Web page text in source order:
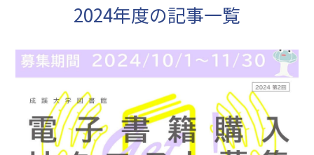
2024年度の記事一覧